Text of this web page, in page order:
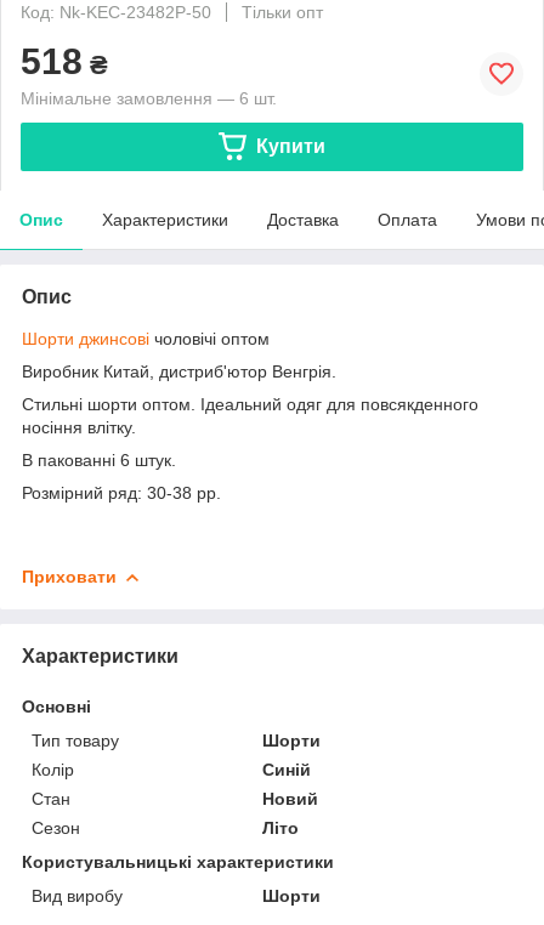
Код: Nk-KEC-23482P-50
Тільки опт
518 ₴
Мінімальне замовлення — 6 шт.
Купити
Опис Характеристики Доставка Оплата Умови
Опис
Шорти джинсові чоловічі оптом
Виробник Китай, дистриб'ютор Венгрія.
Стильні шорти оптом. Ідеальний одяг для повсякденного
носіння влітку.
В пакованні 6 штук.
Розмірний ряд: 30-38 рр.
Приховати
Характеристики
Основні
Тип товару
Шорти
Колір
Синій
Стан
Новий
Сезон
Літо
Користувальницькі характеристики
Вид виробу
Шорти